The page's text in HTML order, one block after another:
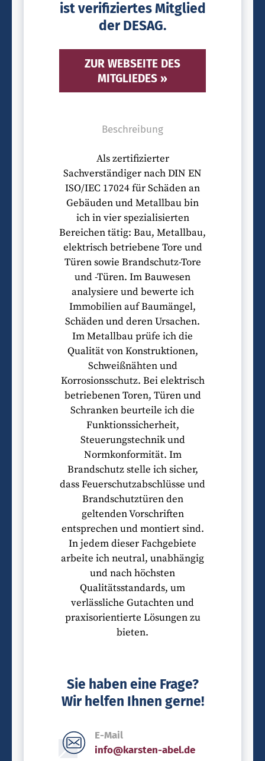
ist verifiziertes Mitglied
der DESAG.
ZUR WEBSEITE DES
MITGLIEDES »
Beschreibung
Als zertifizierter
Sachverständiger nach DIN EN
ISO/IEC 17024 für Schäden an
Gebäuden und Metallbau bin
ich in vier spezialisierten
Bereichen tätig: Bau, Metallbau,
elektrisch betriebene Tore und
Türen sowie Brandschutz-Tore
und -Türen. Im Bauwesen
analysiere und bewerte ich
Immobilien auf Baumängel,
Schäden und deren Ursachen.
Im Metallbau prüfe ich die
Qualität von Konstruktionen,
Schweißnähten und
Korrosionsschutz. Bei elektrisch
betriebenen Toren, Türen und
Schranken beurteile ich die
Funktionssicherheit,
Steuerungstechnik und
Normkonformität. Im
Brandschutz stelle ich sicher,
dass Feuerschutzabschlüsse und
Brandschutztüren den
geltenden Vorschriften
entsprechen und montiert sind.
In jedem dieser Fachgebiete
arbeite ich neutral, unabhängig
und nach höchsten
Qualitätsstandards, um
verlässliche Gutachten und
praxisorientierte Lösungen zu
bieten.
Sie haben eine Frage?
Wir helfen Ihnen gerne!
E-Mail
info@karsten-abel.de